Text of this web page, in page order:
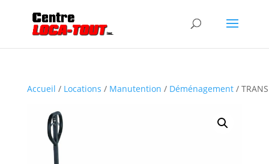
Accueil / Locations / Manutention / Déménagement/